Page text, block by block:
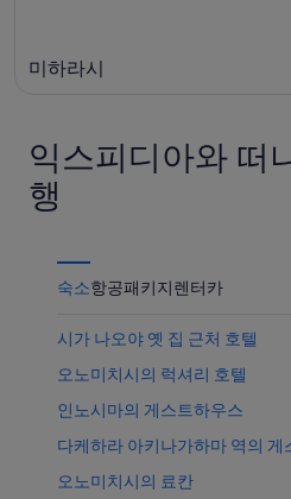
미하라시
익스피디아와 떠
행
숙소항공패키지렌터카
시가 나오야 옛 집 근처 호텔
오노미치시의 럭셔리 호텔
인노시마의 게스트하우스
다케하라 아키나가하마 역의 게
오노미치시의 료칸